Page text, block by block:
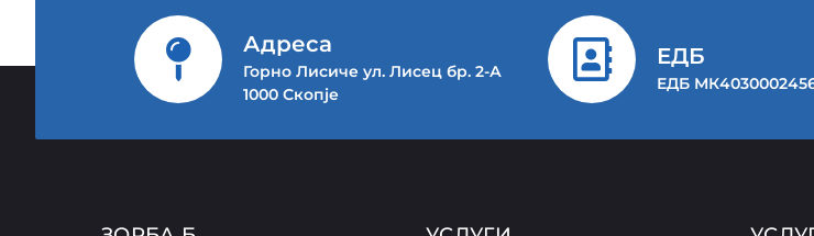
Адреса
Горно Лисиче ул. Лисец бр. 2-А
1000 Скопје
ЕДБ
ЕДБ